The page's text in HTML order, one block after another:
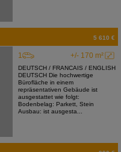
5 610 €
+/- 170 m²
1
DEUTSCH / FRANCAIS / ENGLISH
DEUTSCH Die hochwertige
Bürofläche in einem
repräsentativen Gebäude ist
ausgestattet wie folgt:
Bodenbelag: Parkett, Stein
Ausbau: ist ausgesta...